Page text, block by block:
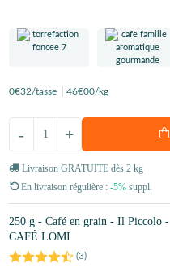
0€32/tasse 46€00/kg
+
-
Livraison GRATUITE dès 2 kg
En livraison régulière : -5% suppl.
250 g - Café en grain - Il Piccolo -
CAFÉ LOMI
(3)